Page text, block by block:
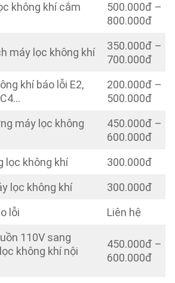
không khí cắm
500.000đ –
800.000đ
máy lọc không khí
350.000đ –
700.000đ
khí báo lỗi E2,
200.000đ –
500.000đ
máy lọc không
450.000đ –
600.000đ
lọc không khí
300.000đ
lọc không khí
300.000đ
lỗi Liên hệ
110V sang
không khí nội
450.000đ –
600.000đ